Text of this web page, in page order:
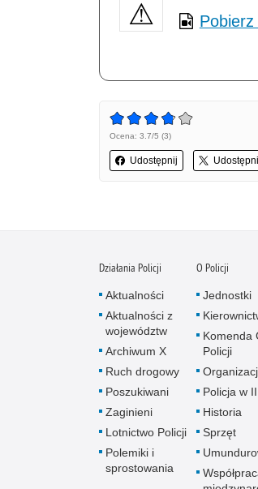
Ocena: 3.7/5 (3)
Udostępnij
Działania Policji
Aktualności
Aktualności z
województw
Archiwum X
Ruch drogowy
Poszukiwani
Zaginieni
Lotnictwo Policji
Polemiki i
sprostowania
O Policji
Jednostki
Komenda
Policji
Policja w
Historia
Sprzęt